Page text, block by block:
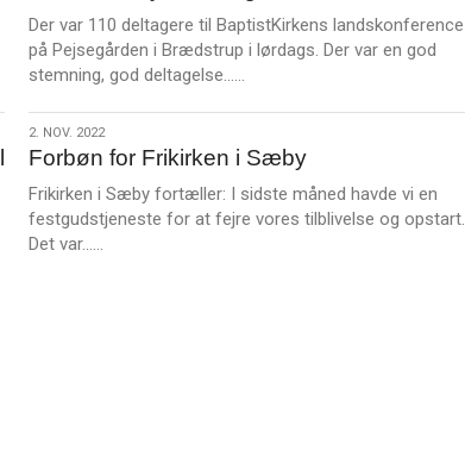
2022
Der var 110 deltagere til BaptistKirkens landskonference
på Pejsegården i Brædstrup i lørdags. Der var en god
stemning, god deltagelse……
m
r
e
2.
nov.
2022
2. NOV. 2022
Forbøn for Frikirken i Sæby
Frikirken i Sæby fortæller: I sidste måned havde vi en
festgudstjeneste for at fejre vores tilblivelse og opstart.
Det var……